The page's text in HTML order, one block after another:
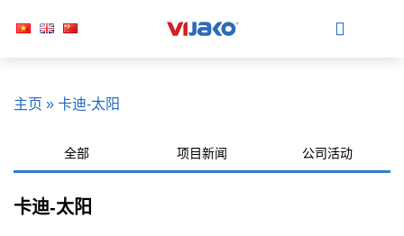
主页 » 卡迪-太阳
全部 项目新闻 公司活动
卡迪-太阳